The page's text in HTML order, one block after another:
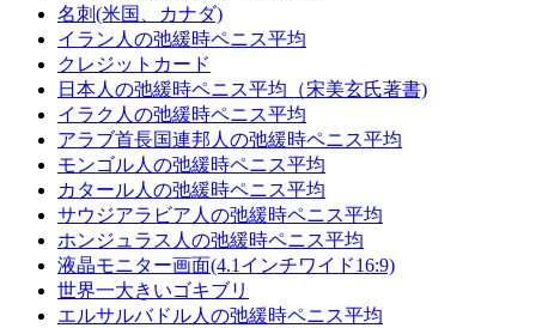
名刺(米国、カナダ)
イラン人の弛緩時ペニス平均
クレジットカード
日本人の弛緩時ペニス平均（宋美玄氏著書)
イラク人の弛緩時ペニス平均
アラブ首長国連邦人の弛緩時ペニス平均
モンゴル人の弛緩時ペニス平均
カタール人の弛緩時ペニス平均
サウジアラビア人の弛緩時ペニス平均
ホンジュラス人の弛緩時ペニス平均
液晶モニター画面(4.1インチワイド16:9)
世界一大きいゴキブリ
エルサルバドル人の弛緩時ペニス平均